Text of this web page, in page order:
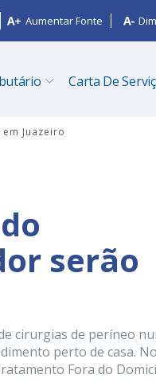
Aumentar Fonte
Carta De
Juazeiro
serão
cirurgias de períneo
perto de casa. No
Fora do